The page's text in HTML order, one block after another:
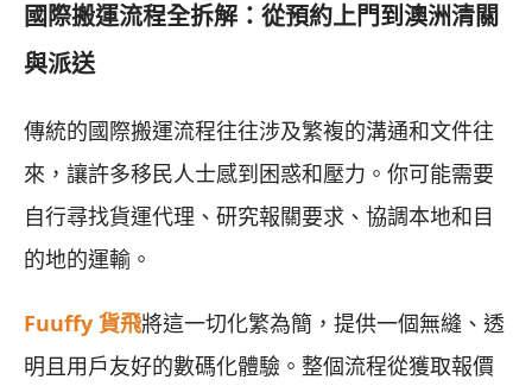
國際搬運流程全拆解：從預約上門到澳洲清關
與派送
傳統的國際搬運流程往往涉及繁複的溝通和文件往
來，讓許多移民人士感到困惑和壓力。你可能需要
自行尋找貨運代理、研究報關要求、協調本地和目
的地的運輸。
Fuuffy 貨飛將這一切化繁為簡，提供一個無縫、透
明且用戶友好的數碼化體驗。整個流程從獲取報價